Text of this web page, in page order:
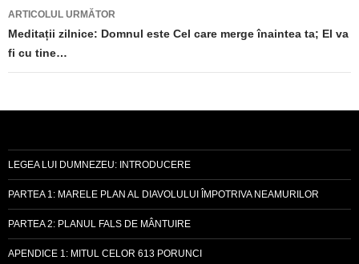
ARTICOLUL URMĂTOR
Meditații zilnice: Domnul este Cel care merge înaintea ta; El va
fi cu tine…
LEGEA LUI DUMNEZEU: INTRODUCERE
PARTEA 1: MARELE PLAN AL DIAVOLULUI ÎMPOTRIVA NEAMURILOR
PARTEA 2: PLANUL FALS DE MÂNTUIRE
APENDICE 1: MITUL CELOR 613 PORUNCI